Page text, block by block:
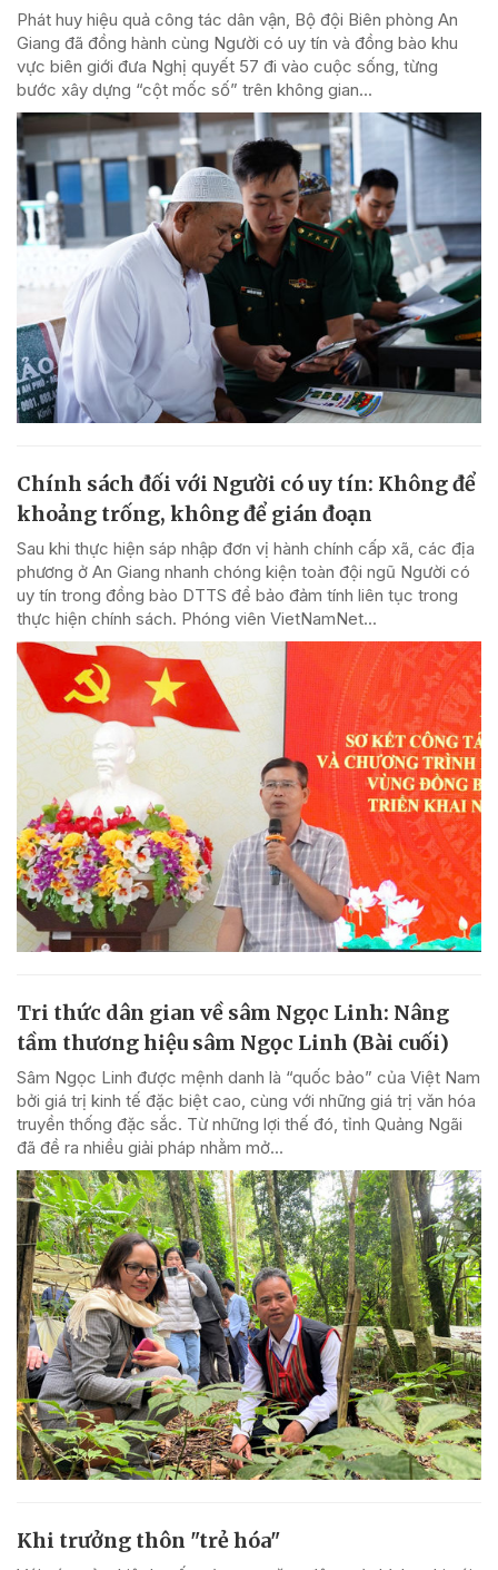
Phát huy hiệu quả công tác dân vận, Bộ đội Biên phòng An
Giang đã đồng hành cùng Người có uy tín và đồng bào khu
vực biên giới đưa Nghị quyết 57 đi vào cuộc sống, từng
bước xây dựng “cột mốc số” trên không gian...
Chính sách đối với Người có uy tín: Không để
khoảng trống, không để gián đoạn
Sau khi thực hiện sáp nhập đơn vị hành chính cấp xã, các địa
phương ở An Giang nhanh chóng kiện toàn đội ngũ Người có
uy tín trong đồng bào DTTS để bảo đảm tính liên tục trong
thực hiện chính sách. Phóng viên VietNamNet...
Tri thức dân gian về sâm Ngọc Linh: Nâng
tầm thương hiệu sâm Ngọc Linh (Bài cuối)
Sâm Ngọc Linh được mệnh danh là “quốc bảo” của Việt Nam
bởi giá trị kinh tế đặc biệt cao, cùng với những giá trị văn hóa
truyền thống đặc sắc. Từ những lợi thế đó, tỉnh Quảng Ngãi
đã đề ra nhiều giải pháp nhằm mở...
Khi trưởng thôn "trẻ hóa"